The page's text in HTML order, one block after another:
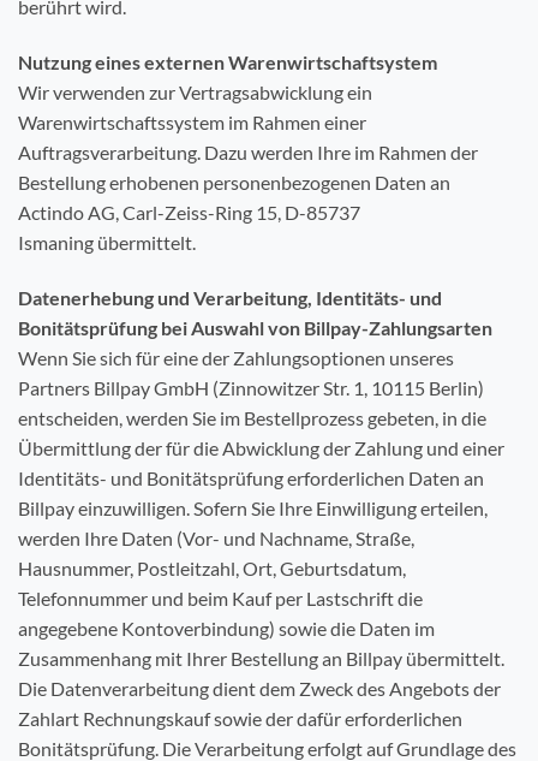
berührt wird.
Nutzung eines externen Warenwirtschaftsystem
Wir verwenden zur Vertragsabwicklung ein
Warenwirtschaftssystem im Rahmen einer
Auftragsverarbeitung. Dazu werden Ihre im Rahmen der
Bestellung erhobenen personenbezogenen Daten an
Actindo AG, Carl-Zeiss-Ring 15, D-85737
Ismaning übermittelt.
Datenerhebung und Verarbeitung, Identitäts- und
Bonitätsprüfung bei Auswahl von Billpay-Zahlungsarten
Wenn Sie sich für eine der Zahlungsoptionen unseres
Partners Billpay GmbH (Zinnowitzer Str. 1, 10115 Berlin)
entscheiden, werden Sie im Bestellprozess gebeten, in die
Übermittlung der für die Abwicklung der Zahlung und einer
Identitäts- und Bonitätsprüfung erforderlichen Daten an
Billpay einzuwilligen. Sofern Sie Ihre Einwilligung erteilen,
werden Ihre Daten (Vor- und Nachname, Straße,
Hausnummer, Postleitzahl, Ort, Geburtsdatum,
Telefonnummer und beim Kauf per Lastschrift die
angegebene Kontoverbindung) sowie die Daten im
Zusammenhang mit Ihrer Bestellung an Billpay übermittelt.
Die Datenverarbeitung dient dem Zweck des Angebots der
Zahlart Rechnungskauf sowie der dafür erforderlichen
Bonitätsprüfung. Die Verarbeitung erfolgt auf Grundlage des